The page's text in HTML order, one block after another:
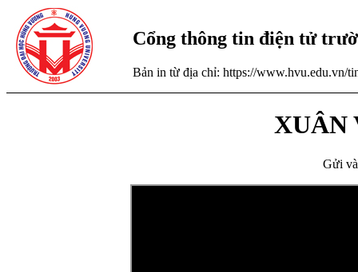
Cổng thông tin điện tử
Bản in từ địa chỉ: https://www.hvu.edu.vn/
XUÂN
Gửi